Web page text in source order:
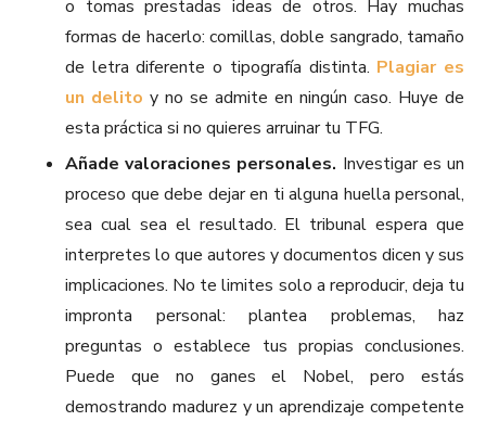
o tomas prestadas ideas de otros. Hay muchas
formas de hacerlo: comillas, doble sangrado, tamaño
de letra diferente o tipografía distinta. Plagiar es
un delito y no se admite en ningún caso. Huye de
esta práctica si no quieres arruinar tu TFG.
Añade valoraciones personales. Investigar es un
proceso que debe dejar en ti alguna huella personal,
sea cual sea el resultado. El tribunal espera que
interpretes lo que autores y documentos dicen y sus
implicaciones. No te limites solo a reproducir, deja tu
impronta personal: plantea problemas, haz
preguntas o establece tus propias conclusiones.
Puede que no ganes el Nobel, pero estás
demostrando madurez y un aprendizaje competente